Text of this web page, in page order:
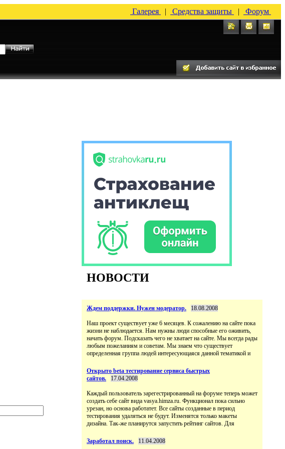
Галерея | Средства защиты | Форум
НОВОСТИ
Ждем поддержки. Нужен модератор. 18.08.2008
Наш проект существует уже 6 месяцев. К сожалению на сайте пока
жизни не наблюдается. Нам нужны люди способные его оживить,
начать форум. Подсказать чего не хватает на сайте. Мы всегда рады
любым пожеланиям и советам. Мы знаем что существует
определенная группа людей интересующаяся данной тематикой и
Открыто beta тестирование сервиса быстрых
сайтов.
17.04.2008
Каждый пользователь зарегестрированный на форуме теперь может
создать себе сайт вида vasya.himza.ru. Функционал пока сильно
урезан, но основа работатет. Все сайты созданные в период
тестирования удаляться не будут. Изменятся только макеты
дизайна. Так-же планирутся запустить рейтинг сайтов. Для
Заработал поиск. 11.04.2008